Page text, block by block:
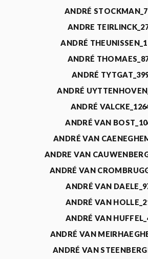
ANDRÉ
ANDRE
ANDRÉ
ANDRÉ
ANDRÉ
ANDRÉ
ANDRÉ
ANDRÉ VAN
ANDRÉ VAN
ANDRE VAN
ANDRÉ VAN
ANDRÉ VAN
ANDRÉ VAN
ANDRÉ VAN
ANDRÉ VAN
ANDRÉ VAN